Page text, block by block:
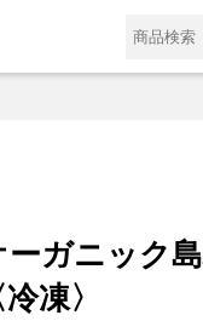
ガニック
凍〉